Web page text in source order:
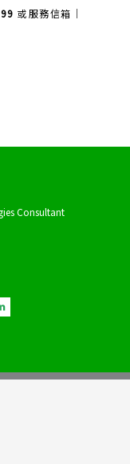
或服務信箱｜
Consultant
i
n
k
i
n